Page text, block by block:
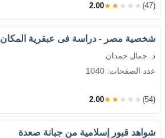
2.00★★★★★ (47)
شخصية مصر - دراسة فى عبقرية المكان
د. جمال حمدان
عدد الصفحات: 1040
2.00★★★★★ (54)
شواهد قبور إسلامية من جبانة صعدة